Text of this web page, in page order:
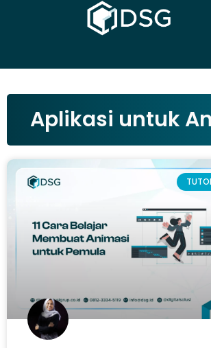
Aplikasi untuk